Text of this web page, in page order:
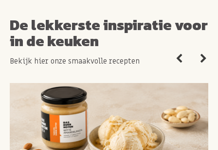
De lekkerste inspiratie voor
in de keuken
Bekijk hier onze smaakvolle recepten